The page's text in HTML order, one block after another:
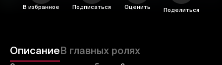
В избранное Подписаться Оценить Поделиться
ОписаниеВ главных ролях
1 2 3
Отправить